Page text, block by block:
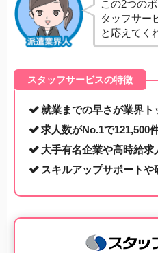
この2つの
タッフサー
と応えてく
スタッフサービスの特徴
就業までの早さが業界ト
求人数がNo.1で121,500
大手有名企業や高時給求
スキルアップサポートや